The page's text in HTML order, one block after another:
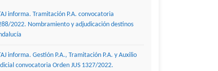
informa. Tramitación P.A. convocatoria
2022. Nombramiento y adjudicación destinos
informa. Gestión P.A., Tramitación P.A. y Auxilio
convocatoria Orden JUS 1327/2022.